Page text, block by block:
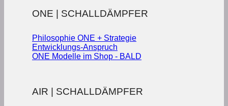
ONE | SCHALLDÄMPFER
Philosophie ONE + Strategie
Entwicklungs-Anspruch
ONE Modelle im Shop - BALD
AIR | SCHALLDÄMPFER